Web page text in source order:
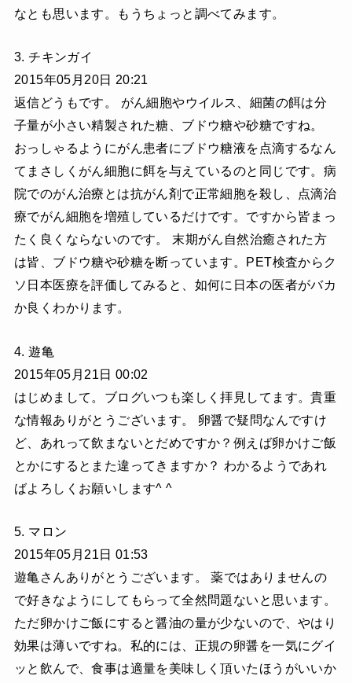
なとも思います。もうちょっと調べてみます。
3. チキンガイ
2015年05月20日 20:21
返信どうもです。 がん細胞やウイルス、細菌の餌は分
子量が小さい精製された糖、ブドウ糖や砂糖ですね。
おっしゃるようにがん患者にブドウ糖液を点滴するなん
てまさしくがん細胞に餌を与えているのと同じです。病
院でのがん治療とは抗がん剤で正常細胞を殺し、点滴治
療でがん細胞を増殖しているだけです。ですから皆まっ
たく良くならないのです。 末期がん自然治癒された方
は皆、ブドウ糖や砂糖を断っています。PET検査からク
ソ日本医療を評価してみると、如何に日本の医者がバカ
か良くわかります。
4. 遊亀
2015年05月21日 00:02
はじめまして。ブログいつも楽しく拝見してます。貴重
な情報ありがとうございます。 卵醤で疑問なんですけ
ど、あれって飲まないとだめですか？例えば卵かけご飯
とかにするとまた違ってきますか？ わかるようであれ
ばよろしくお願いします^ ^
5. マロン
2015年05月21日 01:53
遊亀さんありがとうございます。 薬ではありませんの
で好きなようにしてもらって全然問題ないと思います。
ただ卵かけご飯にすると醤油の量が少ないので、やはり
効果は薄いですね。私的には、正規の卵醤を一気にグイ
ッと飲んで、食事は適量を美味しく頂いたほうがいいか